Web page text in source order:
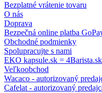
Bezplatné vrátenie tovaru
O nás
Doprava
Bezpečná online platba
Obchodné podmienky
Spolupracujte s nami
EKO kapsule.sk = 4Barista.sk
Veľkoobchod
Wacaco - autorizovaný
Cafelat - autorizovaný